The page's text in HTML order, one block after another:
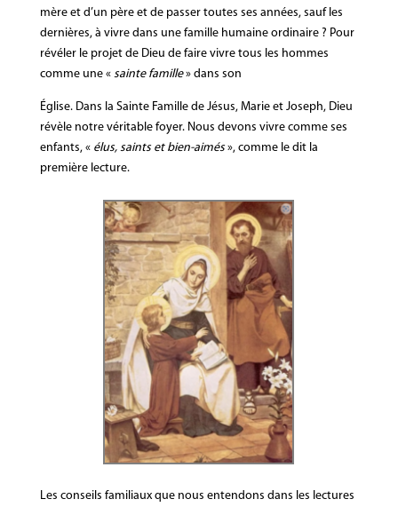
mère et d’un père et de passer toutes ses années, sauf les
dernières, à vivre dans une famille humaine ordinaire ? Pour
révéler le projet de Dieu de faire vivre tous les hommes
comme une « sainte famille» dans son
Église. Dans la Sainte Famille de Jésus, Marie et Joseph, Dieu
révèle notre véritable foyer. Nous devons vivre comme ses
enfants, « élus, saints et bien-aimés», comme le dit la
première lecture.
Les conseils familiaux que nous entendons dans les lectures